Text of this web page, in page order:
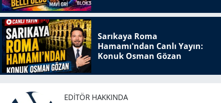
Sarıkaya Roma
Hamamı'ndan Canlı Yayın:
Konuk Osman Gözan
EDITÖR HAKKINDA